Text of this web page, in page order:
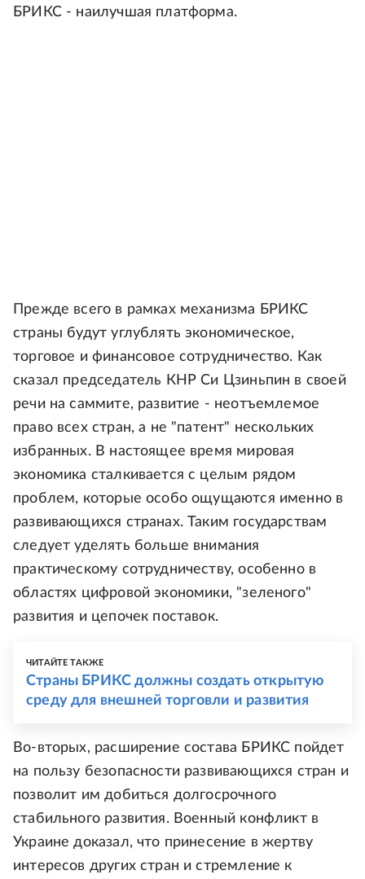
БРИКС - наилучшая платформа.
Прежде всего в рамках механизма БРИКС
страны будут углублять экономическое,
торговое и финансовое сотрудничество. Как
сказал председатель КНР Си Цзиньпин в своей
речи на саммите, развитие - неотъемлемое
право всех стран, а не "патент" нескольких
избранных. В настоящее время мировая
экономика сталкивается с целым рядом
проблем, которые особо ощущаются именно в
развивающихся странах. Таким государствам
следует уделять больше внимания
практическому сотрудничеству, особенно в
областях цифровой экономики, "зеленого"
развития и цепочек поставок.
ЧИТАЙТЕ ТАКЖЕ
Страны БРИКС должны создать открытую
среду для внешней торговли и развития
Во-вторых, расширение состава БРИКС пойдет
на пользу безопасности развивающихся стран и
позволит им добиться долгосрочного
стабильного развития. Военный конфликт в
Украине доказал, что принесение в жертву
интересов других стран и стремление к